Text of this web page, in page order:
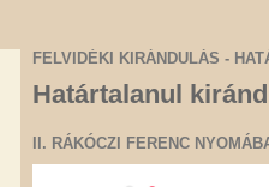
FELVIDÉKI KIRÁNDULÁS -
Határtalanul
II. RÁKÓCZI FERENC